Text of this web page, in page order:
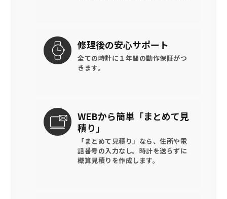
修理後の安心サポート
全ての時計に １年間の動作保証がつ
きます。
WEBから簡単 「まとめて見
積り」
「まとめて見積り」なら、住所や電
話番号の入力なし。時計を送らずに
概算見積りを作成します。